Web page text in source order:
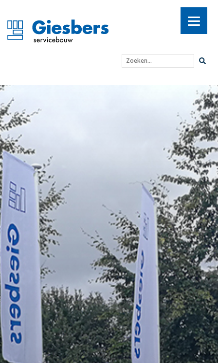
Zoeken...
Nieuwe servicebus de